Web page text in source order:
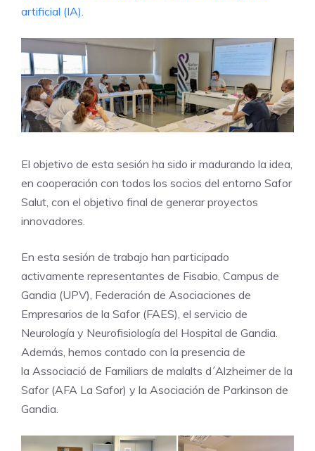
artificial (IA)
El objetivo de esta sesión ha sido ir madurando la idea,
en cooperación con todos los socios del entorno Safor
Salut, con el objetivo final de generar proyectos
innovadores.
En esta sesión de trabajo han participado
activamente representantes de Fisabio, Campus de
Gandia (UPV), Federación de Asociaciones de
Empresarios de la Safor (FAES), el servicio de
Neurología y Neurofisiología del Hospital de Gandia.
Además, hemos contado con la presencia de
la Associació de Familiars de malalts d´Alzheimer de la
Safor (AFA La Safor) y la Asociación de Parkinson de
Gandia.